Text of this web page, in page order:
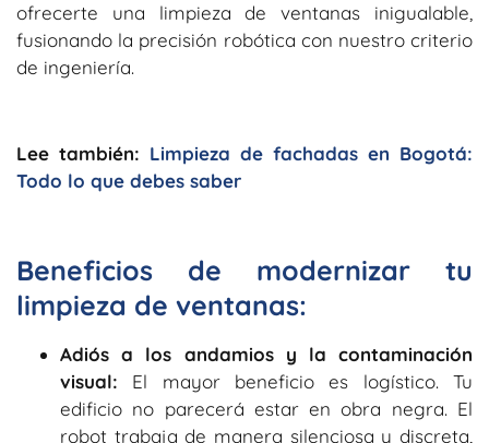
ofrecerte una limpieza de ventanas inigualable,
fusionando la precisión robótica con nuestro criterio
de ingeniería.
Lee también: Limpieza de fachadas en Bogotá:
Todo lo que debes saber
Beneficios de modernizar tu
limpieza de ventanas:
Adiós a los andamios y la contaminación
visual: El mayor beneficio es logístico. Tu
edificio no parecerá estar en obra negra. El
robot trabaja de manera silenciosa y discreta,